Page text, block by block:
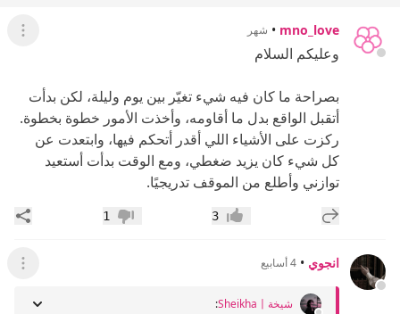
mno_love
• شهر عرض
وعليكم السلام
بصراحة ما كان فيه شيء تغيّر بين يوم وليلة، لكن بدأت
أتقبل الواقع بدل ما أقاومه، وأخذت الأمور خطوة بخطوة.
ركزت على الأشياء اللي أقدر أتحكم فيها، وابتعدت عن
كل شيء كان يزيد ضغطي، ومع الوقت بدأت أستعيد
توازني وأطلع من الموقف تدريجيًا.
إضافة رد جديد إعجاب3 عدم إعجاب
1
انجوي • 4 أسابيع عرض
شيخةSheikha〡 :